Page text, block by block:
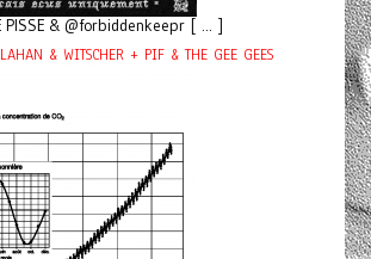
PISSE & @forbiddenkeepr [ ... ]
& WITSCHER + PIF & THE GEE GEES